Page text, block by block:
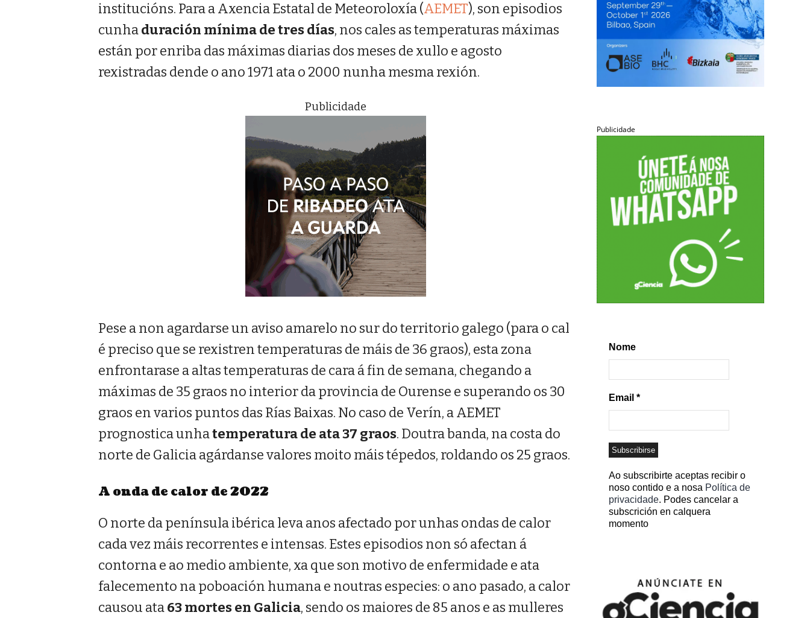
institucións. Para a Axencia Estatal de Meteoroloxía (AEMET), son episodios
cunhaduración mínima de tres días, nos cales as temperaturas máximas
están por enriba das máximas diarias dos meses de xullo e agosto
rexistradas dende o ano 1971 ata o 2000 nunha mesma rexión.
Publicidade
Pese a non agardarse un aviso amarelo no sur do territorio galego (para o cal
é preciso que se rexistren temperaturas de máis de 36 graos), esta zona
enfrontarase a altas temperaturas de cara á fin de semana, chegando a
máximas de 35 graos no interior da provincia de Ourense e superando os 30
graos en varios puntos das Rías Baixas. No caso de Verín, a AEMET
prognostica unhatemperatura de ata 37 graos. Doutra banda, na costa do
norte de Galicia agárdanse valores moito máis tépedos, roldando os 25 graos.
A onda de calor de 2022
O norte da península ibérica leva anos afectado por unhas ondas de calor
cada vez máis recorrentes e intensas. Estes episodios non só afectan á
contorna e ao medio ambiente, xa que son motivo de enfermidade e ata
falecemento na poboación humana e noutras especies: o ano pasado, a calor
causou ata63 mortes en Galicia, sendo os maiores de 85 anos e as mulleres
Publicidade
Nome
Email *
Ao subscribirte aceptas recibir o
noso contido e a nosa Política de
privacidade. Podes cancelar a
subscrición en calquera
momento